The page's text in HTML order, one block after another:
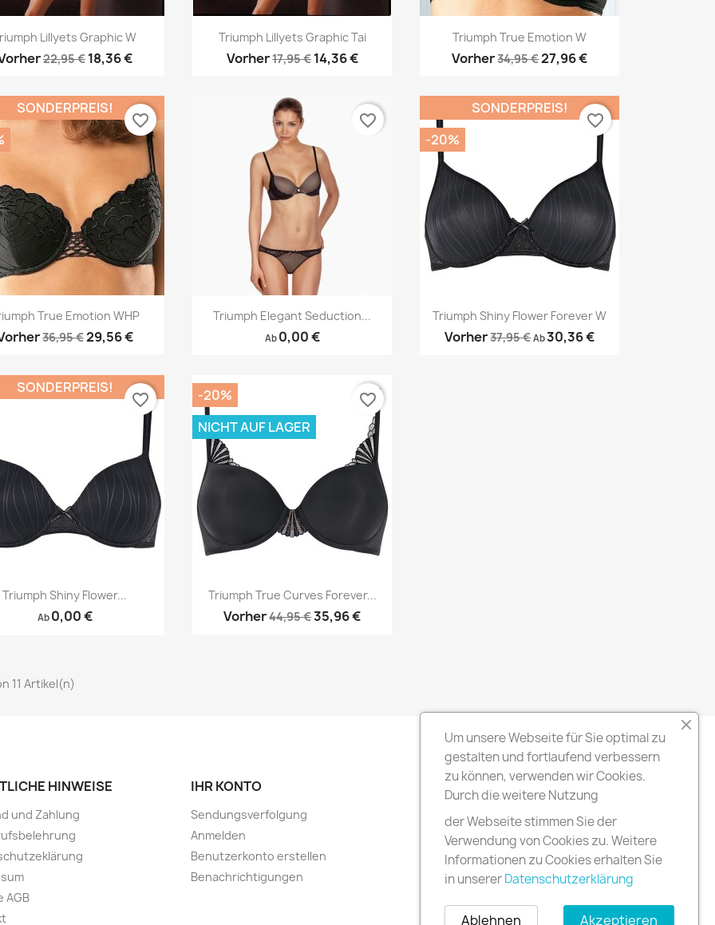
 Vorschau
Lillyets Graphic W
22,95 € 18,36 €
 Vorschau
Triumph Lillyets Graphic Tai
Vorher17,95 € 14,36 €
Vorschau
Triumph True Emotion W
Vorher34,95 €27,96 €
Vorschau
True Emotion WHP
36,95 €29,56 €
SONDERPREIS!
favorite_border
Vorschau
Triumph Elegant Seduction...
Ab 0,00 €
favorite_border
Vorschau
Triumph Shiny Flower Forever W
Vorher37,95 € Ab30,36 €
SONDERPREIS!
-20%
favorite_border
Vorschau
Triumph Shiny Flower...
Ab 0,00 €
SONDERPREIS!
favorite_border
Vorschau
Triumph True Curves Forever...
Vorher44,95 €35,96 €
-20%
NICHT AUF LAGER
favorite_border
11 Artikel(n)
HINWEISE
und Zahlung
AGB
IHR KONTO
Sendungsverfolgung
Anmelden
Benutzerkonto erstellen
Benachrichtigungen
Um unsere Webseite für Sie optimal zu
gestalten und fortlaufend verbessern
zu können, verwenden wir Cookies.
Durch die weitere Nutzung
der Webseite stimmen Sie der
Verwendung von Cookies zu. Weitere
Informationen zu Cookies erhalten Sie
in unsererDatenschutzerklärung
Akzeptieren
Ablehnen